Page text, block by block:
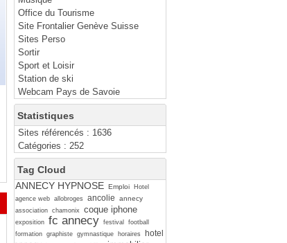
Office du Tourisme
Site Frontalier Genève Suisse
Sites Perso
Sortir
Sport et Loisir
Station de ski
Webcam Pays de Savoie
Statistiques
Sites référencés : 1636
Catégories : 252
Tag Cloud
ANNECY HYPNOSE Emploi
Hotel
agence web allobroges ancolie annecy
association chamonix coque iphone
exposition fc annecy festival
football
formation graphiste gymnastique horaires
hotel